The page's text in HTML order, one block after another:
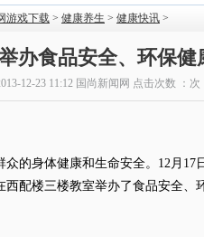
游戏下载 > 健康养生 > 健康快讯 >
办食品安全、环保健
12-23 11:12 国尚新闻网 点击次数 ： 次
身体健康和生命安全。12月17
配楼三楼教室举办了食品安全、